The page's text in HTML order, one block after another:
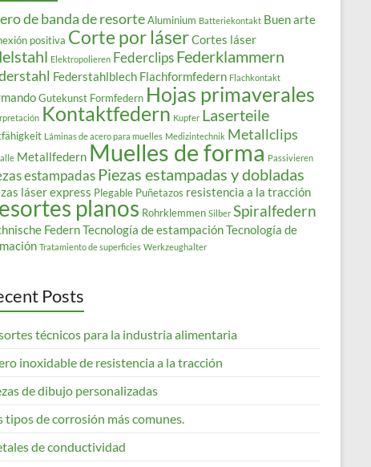
de banda de resorteAluminium Batteriekontakt Buen arte
positiva Corte por láserCortes láser
Elektropolieren FederclipsFederklammern
Federstahlblech Flachformfedern Flachkontakt
Gutekunst Formfedern Hojas primaverales
Kontaktfedern Kupfer Laserteile
Láminas de acero para muelles Medizintechnik Metallclips
Metallfedern Muelles de forma Passivieren
estampadas Piezas estampadas y dobladas
láser express Plegable Puñetazos resistencia a la tracción
planos Rohrklemmen Silber Spiralfedern
FedernTecnología de estampaciónTecnología de
Tratamiento de superficies Werkzeughalter
Posts
técnicos para la industria alimentaria
inoxidable de resistencia a la tracción
de dibujo personalizadas
tipos de corrosión más comunes.
de conductividad